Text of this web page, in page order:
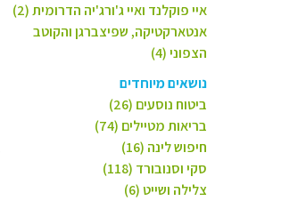
איי פוקלנד ואיי ג'ורג'יה הדרומית (2)
אנטארקטיקה, שפיצברגן והקוטב
הצפוני (4)
נושאים מיוחדים
ביטוח נוסעים (26)
בריאות מטיילים (74)
חיפוש לינה (16)
סקי וסנובורד (118)
צלילה ושייט (6)